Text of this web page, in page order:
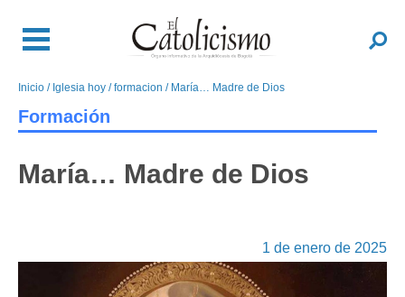
contenido
Buscar
Sobrescribir
enlaces
de
a
Inicio Iglesia hoy formacion María… Madre de Dios
Formación
María… Madre de Dios
1 de enero de 2025